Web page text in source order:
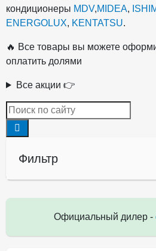
кондиционеры MDV,MIDEA,
ENERGOLUX, KENTATSU.
🔥 Все товары вы можете
оплатить долями
Все акции 👉
Фильтр
Официальный дилер -